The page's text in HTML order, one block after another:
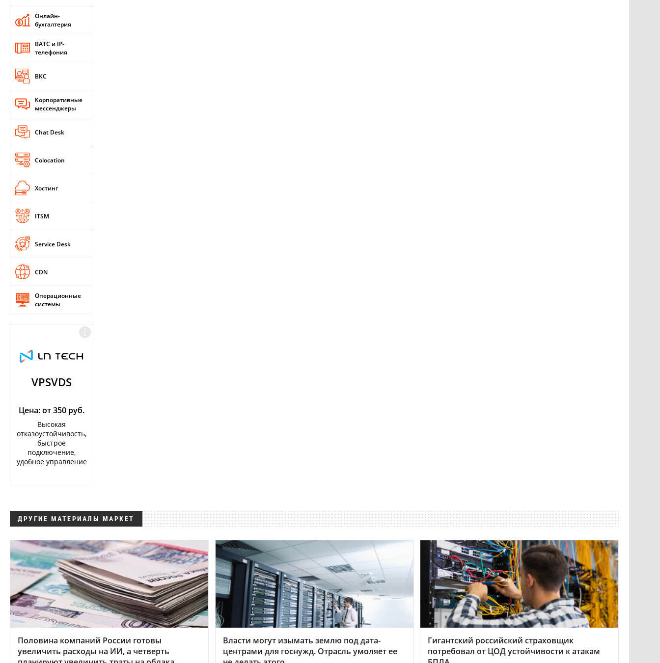
Онлайн-
бухгалтерия
ВАТС и IP-
телефония
ВКС
Корпоративные
мессенджеры
Chat Desk
Colocation
Хостинг
ITSM
Service Desk
CDN
Операционные
системы
VPSVDS
Цена: от 350 руб.
Высокая
отказоустойчивость,
быстрое
подключение,
удобное управление
ДРУГИЕ МАТЕРИАЛЫ МАРКЕТ
Половина компаний России готовы
увеличить расходы на ИИ, а четверть
Власти могут изымать землю под дата-
центрами для госнужд. Отрасль умоляет ее
Гигантский российский страховщик
потребовал от ЦОД устойчивости к атакам